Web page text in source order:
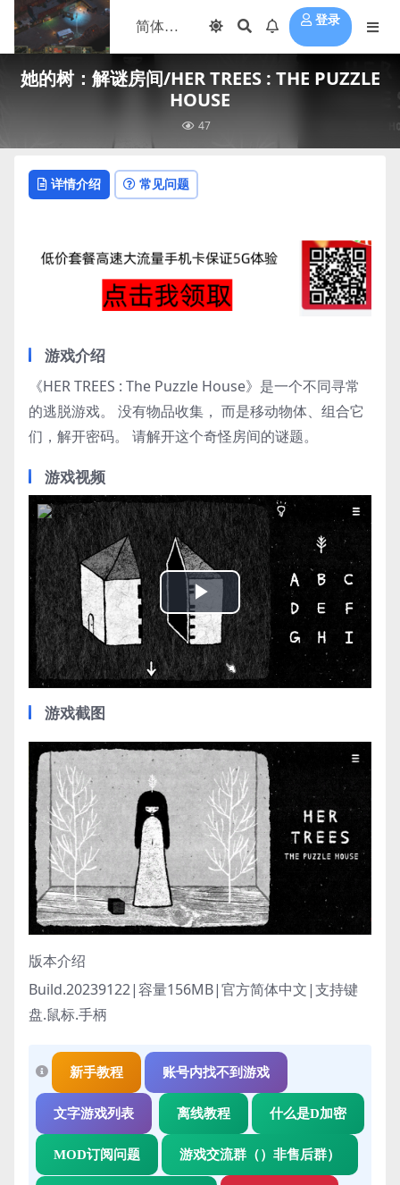
登录
她的树：解谜房间/HER TREES : THE PUZZLE
HOUSE
47
详情介绍 常见问题
游戏介绍
《HER TREES : The Puzzle House》是一个不同寻常
的逃脱游戏。 没有物品收集， 而是移动物体、组合它
们，解开密码。 请解开这个奇怪房间的谜题。
游戏视频
Play
Video
游戏截图
版本介绍
Build.20239122|容量156MB|官方简体中文|支持键
盘.鼠标.手柄
新手教程 账号内找不到游戏
文字游戏列表 离线教程 什么是D加密
MOD订阅问题 游戏交流群（）非售后群）